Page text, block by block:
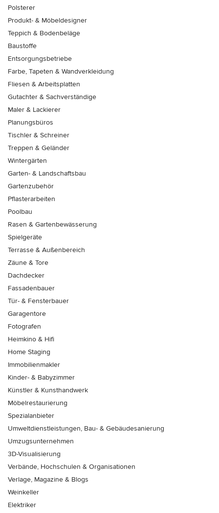
Polsterer
Produkt- & Möbeldesigner
Teppich & Bodenbeläge
Baustoffe
Entsorgungsbetriebe
Farbe, Tapeten & Wandverkleidung
Fliesen & Arbeitsplatten
Gutachter & Sachverständige
Maler & Lackierer
Planungsbüros
Tischler & Schreiner
Treppen & Geländer
Wintergärten
Garten- & Landschaftsbau
Gartenzubehör
Pflasterarbeiten
Poolbau
Rasen & Gartenbewässerung
Spielgeräte
Terrasse & Außenbereich
Zäune & Tore
Dachdecker
Fassadenbauer
Tür- & Fensterbauer
Garagentore
Fotografen
Heimkino & Hifi
Home Staging
Immobilienmakler
Kinder- & Babyzimmer
Künstler & Kunsthandwerk
Möbelrestaurierung
Spezialanbieter
Umweltdienstleistungen, Bau- & Gebäudesanierung
Umzugsunternehmen
3D-Visualisierung
Verbände, Hochschulen & Organisationen
Verlage, Magazine & Blogs
Weinkeller
Elektriker